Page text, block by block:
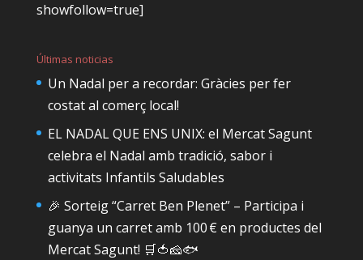
showfollow=true]
Últimas noticias
Un Nadal per a recordar: Gràcies per fer
costat al comerç local!
EL NADAL QUE ENS UNIX: el Mercat Sagunt
celebra el Nadal amb tradició, sabor i
activitats Infantils Saludables
🎉 Sorteig “Carret Ben Plenet” – Participa i
guanya un carret amb 100 € en productes del
Mercat Sagunt! 🛒🍅🧀🐟